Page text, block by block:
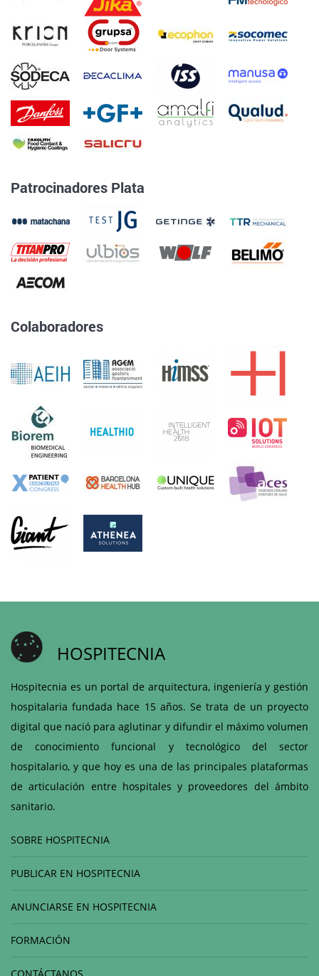
Patrocinadores Plata
Colaboradores
HOSPITECNIA
Hospitecnia es un portal de arquitectura, ingeniería y gestión
hospitalaria fundada hace 15 años. Se trata de un proyecto
digital que nació para aglutinar y difundir el máximo volumen
de conocimiento funcional y tecnológico del sector
hospitalario, y que hoy es una de las principales plataformas
de articulación entre hospitales y proveedores del ámbito
sanitario.
SOBRE HOSPITECNIA
PUBLICAR EN HOSPITECNIA
ANUNCIARSE EN HOSPITECNIA
FORMACIÓN